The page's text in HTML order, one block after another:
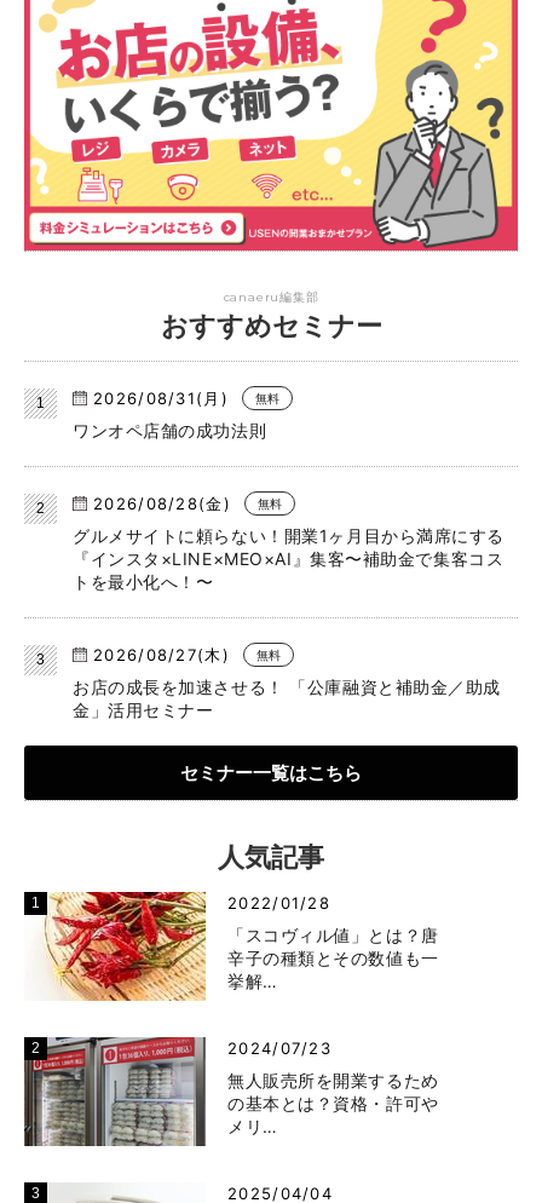
canaeru編集部
おすすめセミナー
2026/08/31(月) 無料
ワンオペ店舗の成功法則
2026/08/28(金) 無料
グルメサイトに頼らない！開業1ヶ月目から満席にする
『インスタ×LINE×MEO×AI』集客〜補助金で集客コス
トを最小化へ！〜
2026/08/27(木) 無料
お店の成長を加速させる！ 「公庫融資と補助金／助成
金」活用セミナー
セミナー一覧はこちら
人気記事
2022/01/28
「スコヴィル値」とは？唐
辛子の種類とその数値も一
挙解…
2024/07/23
無人販売所を開業するため
の基本とは？資格・許可や
メリ…
2025/04/04